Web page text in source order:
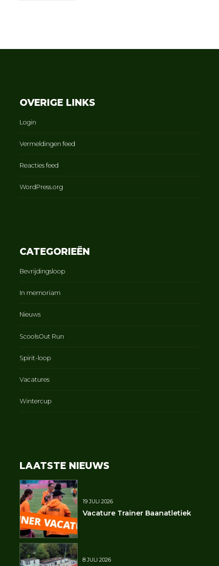
OVERIGE LINKS
Login
Vermeldingen feed
Reacties feed
WordPress.org
CATEGORIEËN
Bevrijdingsloop
In memoriam
Nieuws
ScoolsOut Run
Spirit-loop
Vacatures
Wintercup
LAATSTE NIEUWS
19 JULI 2026
Vacature Trainer Baanatletiek
8 JULI 2026